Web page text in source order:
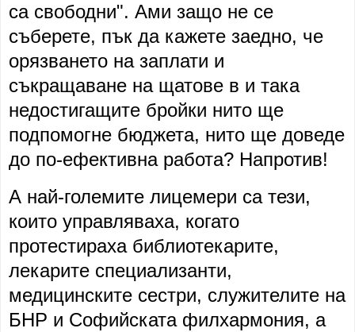
са свободни". Ами защо не се
съберете, пък да кажете заедно, че
орязването на заплати и
съкращаване на щатове в и така
недостигащите бройки нито ще
подпомогне бюджета, нито ще доведе
до по-ефективна работа? Напротив!
А най-големите лицемери са тези,
които управляваха, когато
протестираха библиотекарите,
лекарите специализанти,
медицинските сестри, служителите на
БНР и Софийската филхармония, а